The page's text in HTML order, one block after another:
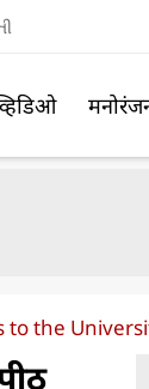
to the